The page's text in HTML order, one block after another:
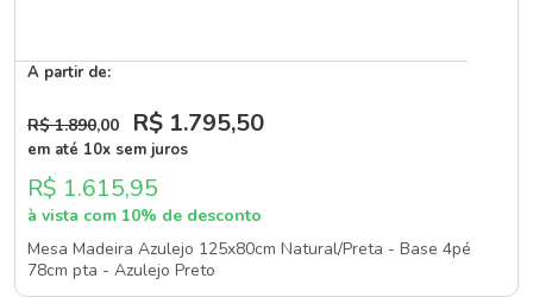
A partir de:
R$ 1.890,00 R$ 1.795,50
em até 10x sem juros
R$ 1.615,95
à vista com 10% de desconto
Mesa Madeira Azulejo 125x80cm Natural/Preta - Base 4pé
78cm pta - Azulejo Preto